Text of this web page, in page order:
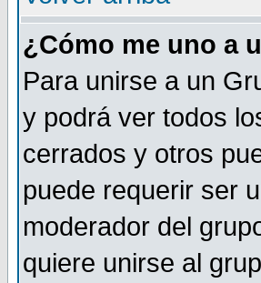
¿Cómo me uno a
Para unirse a un
y podrá ver todos
cerrados y otros
puede requerir ser
moderador del
quiere unirse al